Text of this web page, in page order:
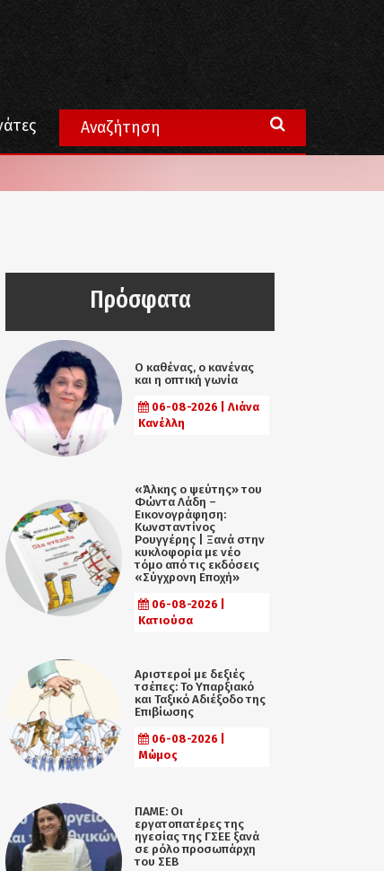
Πρόσφατα
Ο καθένας, ο κανένας
και η οπτική γωνία
06-08-2026 | Λιάνα
Κανέλλη
«Άλκης ο ψεύτης» του
Φώντα Λάδη –
Εικονογράφηση:
Κωνσταντίνος
Ρουγγέρης | Ξανά στην
κυκλοφορία με νέο
τόμο από τις εκδόσεις
«Σύγχρονη Εποχή»
06-08-2026 |
Κατιούσα
Αριστεροί με δεξιές
τσέπες: Το Υπαρξιακό
και Ταξικό Αδιέξοδο της
Επιβίωσης
06-08-2026 |
Μώμος
ΠΑΜΕ: Οι
εργατοπατέρες της
ηγεσίας της ΓΣΕΕ ξανά
σε ρόλο προσωπάρχη
του ΣΕΒ